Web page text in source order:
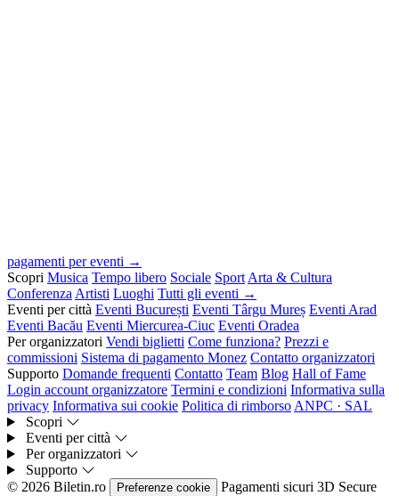
pagamenti per eventi →
Scopri Musica Tempo libero Sociale Sport Arta & Cultura
Conferenza Artisti Luoghi Tutti gli eventi →
Eventi per città Eventi București Eventi Târgu Mureș Eventi Arad
Eventi Bacău Eventi Miercurea-Ciuc Eventi Oradea
Per organizzatori Vendi biglietti Come funziona? Prezzi e
commissioni Sistema di pagamento Monez Contatto organizzatori
Supporto Domande frequenti Contatto Team Blog Hall of Fame
Login account organizzatore Termini e condizioni Informativa sulla
privacy Informativa sui cookie Politica di rimborso ANPC · SAL
Scopri
Eventi per città
Per organizzatori
Supporto
© 2026 Biletin.ro
Preferenze cookie Pagamenti sicuri 3D Secure